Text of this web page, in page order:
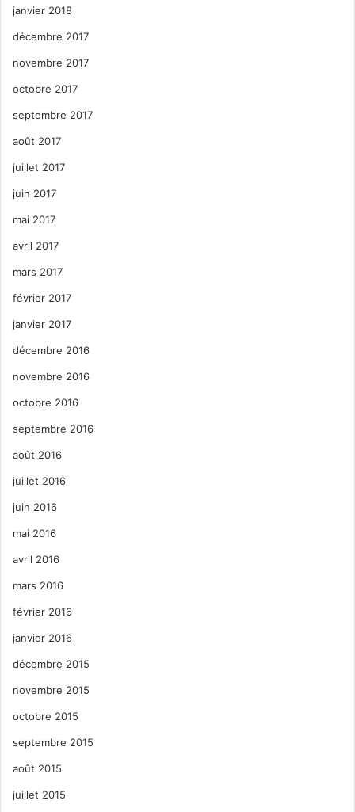
janvier 2018
décembre 2017
novembre 2017
octobre 2017
septembre 2017
août 2017
juillet 2017
juin 2017
mai 2017
avril 2017
mars 2017
février 2017
janvier 2017
décembre 2016
novembre 2016
octobre 2016
septembre 2016
août 2016
juillet 2016
juin 2016
mai 2016
avril 2016
mars 2016
février 2016
janvier 2016
décembre 2015
novembre 2015
octobre 2015
septembre 2015
août 2015
juillet 2015